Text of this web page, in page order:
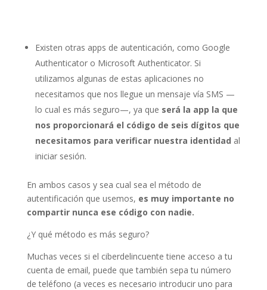
Existen otras apps de autenticación, como Google
Authenticator o Microsoft Authenticator. Si
utilizamos algunas de estas aplicaciones no
necesitamos que nos llegue un mensaje vía SMS —
lo cual es más seguro—, ya que será la app la que
nos proporcionará el código de seis dígitos que
necesitamos para verificar nuestra identidad al
iniciar sesión.
En ambos casos y sea cual sea el método de
autentificación que usemos, es muy importante no
compartir nunca ese código con nadie.
¿Y qué método es más seguro?
Muchas veces si el ciberdelincuente tiene acceso a tu
cuenta de email, puede que también sepa tu número
de teléfono (a veces es necesario introducir uno para